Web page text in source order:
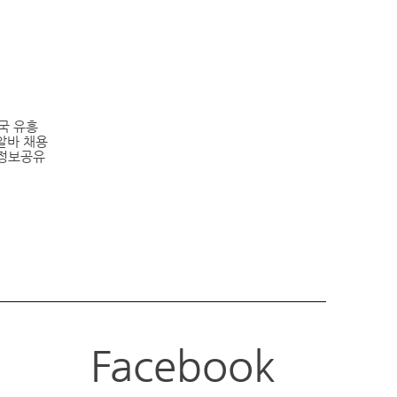
유흥
바 채용
보공유
Facebook